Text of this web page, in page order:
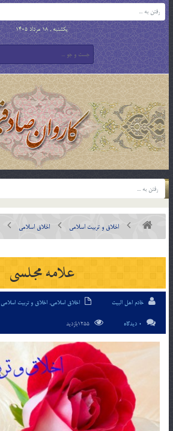
یکشنبه , 18 مرداد 1405
اخلاق و تربیت اسلامی اخلاق اسلامی
علامه مجلسی
خادم اهل البیت اخلاق اسلامی, اخلاق و تربیت اسلامی
0 دیدگاه